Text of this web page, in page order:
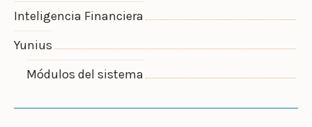
Inteligencia Financiera
Yunius
Módulos del sistema